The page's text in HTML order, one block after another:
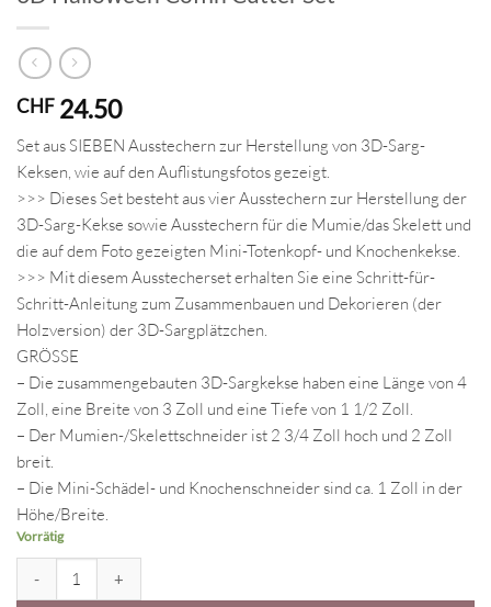
CHF 24.50
Set aus SIEBEN Ausstechern zur Herstellung von 3D-Sarg-
Keksen, wie auf den Auflistungsfotos gezeigt.
>>> Dieses Set besteht aus vier Ausstechern zur Herstellung der
3D-Sarg-Kekse sowie Ausstechern für die Mumie/das Skelett und
die auf dem Foto gezeigten Mini-Totenkopf- und Knochenkekse.
>>> Mit diesem Ausstecherset erhalten Sie eine Schritt-für-
Schritt-Anleitung zum Zusammenbauen und Dekorieren (der
Holzversion) der 3D-Sargplätzchen.
GRÖSSE
– Die zusammengebauten 3D-Sargkekse haben eine Länge von 4
Zoll, eine Breite von 3 Zoll und eine Tiefe von 1 1/2 Zoll.
– Der Mumien-/Skelettschneider ist 2 3/4 Zoll hoch und 2 Zoll
breit.
– Die Mini-Schädel- und Knochenschneider sind ca. 1 Zoll in der
Höhe/Breite.
Vorrätig
3D Halloween Coffin Cutter Set Menge